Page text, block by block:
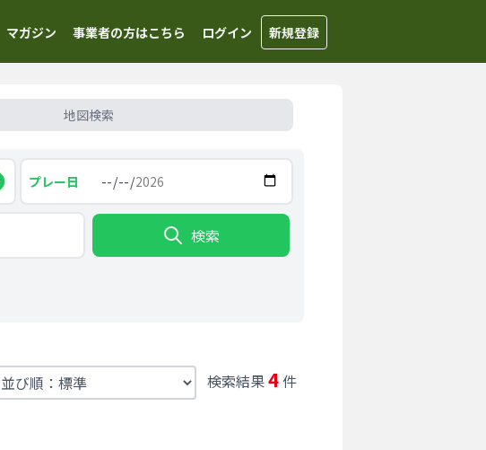
マガジン 事業者の方はこちら ログイン 新規登録
地図検索
プレー日
検索
検索結果4 件